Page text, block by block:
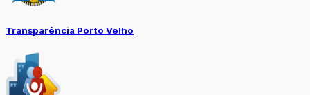
Transparência Porto Velho